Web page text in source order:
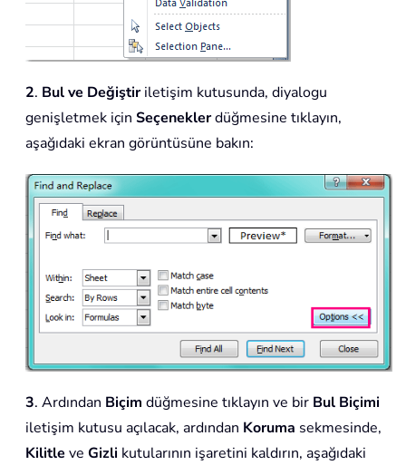
2. Bul ve Değiştiriletişim kutusunda, diyalogu
genişletmek için Seçeneklerdüğmesine tıklayın,
aşağıdaki ekran görüntüsüne bakın:
3. Ardından Biçim düğmesine tıklayın ve bir Bul Biçimi
iletişim kutusu açılacak, ardından Koruma sekmesinde,
Kilitle ve Gizli kutularının işaretini kaldırın, aşağıdaki